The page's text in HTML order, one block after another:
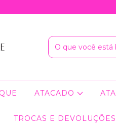
ATACADO
TROCAS E DEVOLUÇÕES